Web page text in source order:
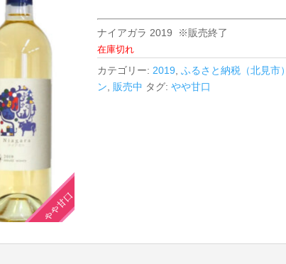
ナイアガラ 2019 ※販売終了
在庫切れ
カテゴリー:2019,ふるさと納税（北見市）
ン,販売中 タグ:やや甘口